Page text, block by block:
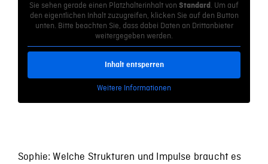
Sie sehen gerade einen Platzhalterinhalt von Standard . Um auf
den eigentlichen Inhalt zuzugreifen, klicken Sie auf den Button
unten. Bitte beachten Sie, dass dabei Daten an Drittanbieter
weitergegeben werden.
Inhalt entsperren
Weitere Informationen
Sophie: Welche Strukturen und Impulse braucht es